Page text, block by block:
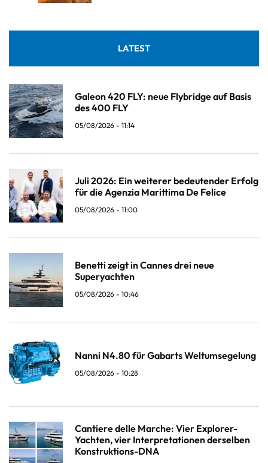
LATEST
Galeon 420 FLY: neue Flybridge auf Basis
des 400 FLY
05/08/2026 - 11:14
Juli 2026: Ein weiterer bedeutender Erfolg
für die Agenzia Marittima De Felice
05/08/2026 - 11:00
Benetti zeigt in Cannes drei neue
Superyachten
05/08/2026 - 10:46
Nanni N4.80 für Gabarts Weltumsegelung
05/08/2026 - 10:28
Cantiere delle Marche: Vier Explorer-
Yachten, vier Interpretationen derselben
Konstruktions-DNA